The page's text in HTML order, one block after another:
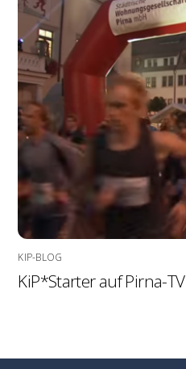
KIP-BLOG
KiP*Starter auf Pirna-TV